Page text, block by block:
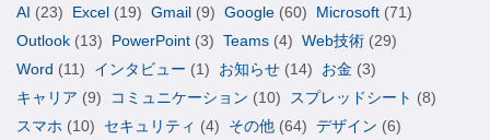
AI (23) Excel (19) Gmail (9) Google (60) Microsoft (71)
Outlook (13) PowerPoint (3) Teams (4) Web技術 (29)
Word (11) インタビュー (1) お知らせ (14) お金 (3)
キャリア (9) コミュニケーション (10) スプレッドシート (8)
スマホ (10) セキュリティ (4) その他 (64) デザイン (6)